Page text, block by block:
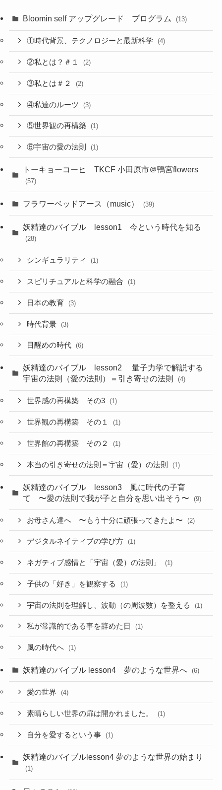
Bloomin self アップグレード プログラム (13)
①時代背景、テクノロジーと最新科学 (4)
②私とは？＃１ (2)
③私とは＃２ (2)
④私達のルーツ (3)
⑤世界観の再構築 (1)
⑥宇宙の愛の法則 (1)
トーキョーコーヒ TKCF 小田原市＠鴨宮flowers
(57)
フラワーベッドアース（music） (39)
妖精達のバイブル lesson1 今という時代を知る
(28)
シンギュラリティ (1)
スピリチュアルと科学の融合 (1)
日本の教育 (3)
時代背景 (3)
目醒めの時代 (6)
妖精達のバイブル lesson2 量子力学で解説する
宇宙の法則（愛の法則）＝引き寄せの法則
(4)
世界感の再構築 その3 (1)
世界観の再構築 その１ (1)
世界館の再構築 その２ (1)
本当の引き寄せの法則＝宇宙（愛）の法則 (1)
妖精達のバイブル lesson3 風に時代の子育
て 〜愛の法則で我が子と自分を思い出そう〜
(9)
お母さん達へ 〜もう十分に頑張ってきたよ〜 (2)
デジタルネイティブの学び方 (1)
ネガティブ感情と「宇宙（愛）の法則」 (1)
子供の「好き」を観察する (1)
宇宙の法則を理解し、波動（の周波数）を整える (1)
私が常識的である事を辞めた日 (1)
風の時代へ (1)
妖精達のバイブル lesson4 夢のような世界へ (6)
愛の世界 (4)
素晴らしい世界の扉は開かれました。 (1)
自分を愛するという事 (1)
妖精達のバイブルlesson4 夢のような世界の始まり
(1)